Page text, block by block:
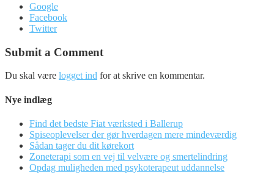
Google
Facebook
Twitter
Submit a Comment
Du skal være logget ind for at skrive en kommentar.
Nye indlæg
Find det bedste Fiat værksted i Ballerup
Spiseoplevelser der gør hverdagen mere mindeværdig
Sådan tager du dit kørekort
Zoneterapi som en vej til velvære og smertelindring
Opdag muligheden med psykoterapeut uddannelse